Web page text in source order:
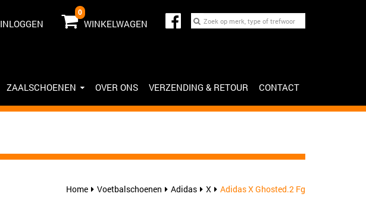
INLOGGEN
0
WINKELWAGEN
ZAALSCHOENEN OVER ONS VERZENDING & RETOUR CONTACT
Home Voetbalschoenen Adidas X Adidas X Ghosted.2 Fg